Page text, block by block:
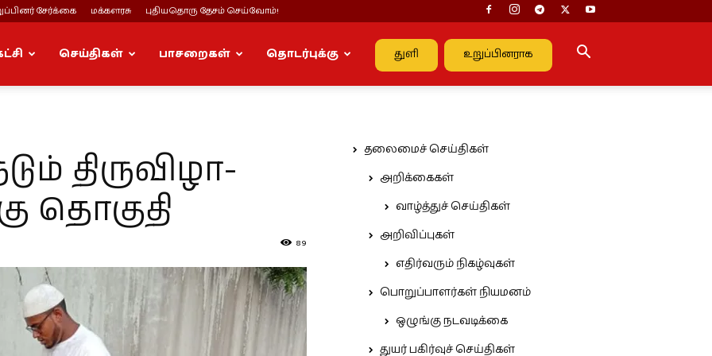
சேர்க்கை மக்களரசு புதியதொரு தேசம் செய்வோம்!
துளி உறுப்பினராக
செய்திகள் பாசறைகள் தொடர்புக்கு
திருவிழா-
தொகுதி
89
தலைமைச் செய்திகள்
அறிக்கைகள்
வாழ்த்துச் செய்திகள்
அறிவிப்புகள்
எதிர்வரும் நிகழ்வுகள்
பொறுப்பாளர்கள் நியமனம்
ஒழுங்கு நடவடிக்கை
துயர் பகிர்வுச் செய்திகள்